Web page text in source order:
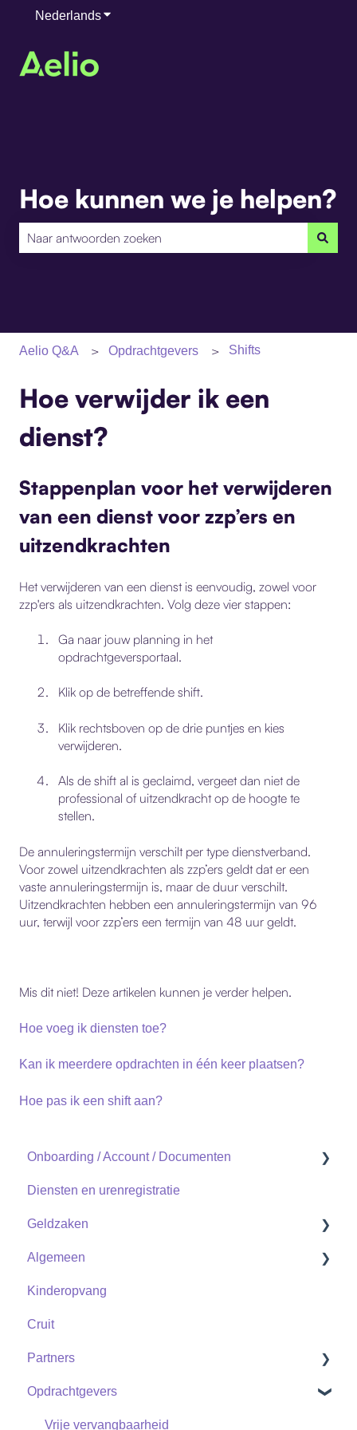
NederlandsSubmenu tonen voor vertalingen
Hoe kunnen we je helpen?
Aelio Q&A Opdrachtgevers Shifts
Hoe verwijder ik een
dienst?
Stappenplan voor het verwijderen
van een dienst voor zzp’ers en
uitzendkrachten
Het verwijderen van een dienst is eenvoudig, zowel voor
zzp'ers als uitzendkrachten. Volg deze vier stappen:
Ga naar jouw planning in het
opdrachtgeversportaal.
Klik op de betreffende shift.
Klik rechtsboven op de drie puntjes en kies
verwijderen.
Als de shift al is geclaimd, vergeet dan niet de
professional of uitzendkrachtop de hoogte te
stellen.
De annuleringstermijn verschilt per type dienstverband.
Voor zowel uitzendkrachten als zzp’ers geldt dat er een
vaste annuleringstermijn is, maar de duur verschilt.
Uitzendkrachten hebben een annuleringstermijn van 96
uur, terwijl voor zzp’ers een termijn van 48 uur geldt.
Mis dit niet! Deze artikelen kunnen je verder helpen.
Hoe voeg ik diensten toe?
Kan ik meerdere opdrachten in één keer plaatsen?
Hoe pas ik een shift aan?
Onboarding / Account / Documenten
Documenten
Account
Uitzendkracht
Zzp
Diensten en urenregistratie
Geldzaken
Uitzendkrachten
Zzp
Algemeen
Contact
Kinderopvang
Cruit
Partners
Shifts
Opdrachtgevers
Vrije vervangbaarheid